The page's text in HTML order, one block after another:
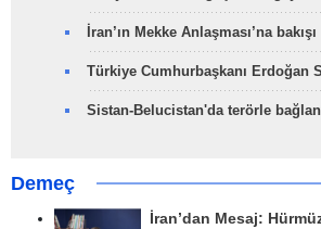
İran’ın Mekke Anlaşması’na
Türkiye Cumhurbaşkanı Erdoğan
Sistan-Belucistan'da terörle
Demeç
İran’dan Mesaj: